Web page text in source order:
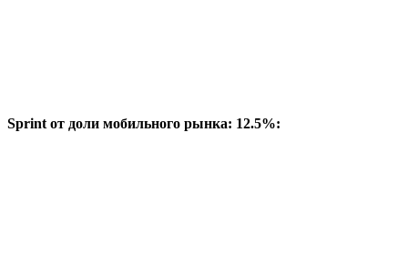
Sprint от доли мобильного рынка: 12.5%: